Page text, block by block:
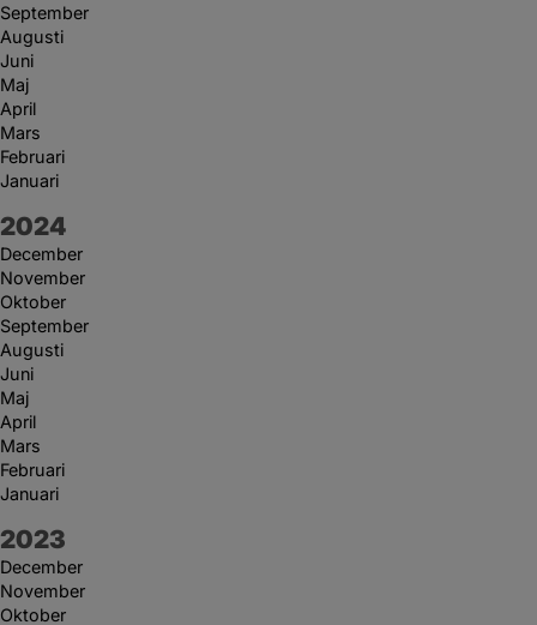
September
Augusti
Juni
Maj
April
Mars
Februari
Januari
År:
2024
December
November
Oktober
September
Augusti
Juni
Maj
April
Mars
Februari
Januari
År:
2023
December
November
Oktober